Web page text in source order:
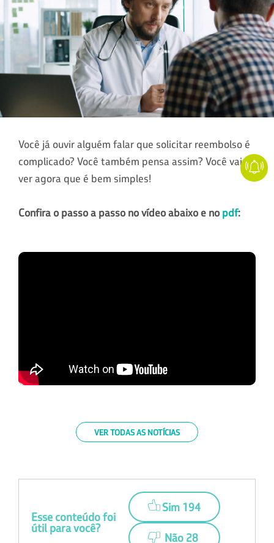
Você já ouvir alguém falar que solicitar reembolso é
complicado? Você também pensa assim? Você vai
ver agora que é bem simples!
Confira o passo a passo no vídeo abaixo e no pdf:
VER TODAS AS NOTÍCIAS
Esse conteúdo foi
útil para você?
Sim 194
Não 28